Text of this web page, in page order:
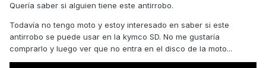
Quería saber si alguien tiene este antirrobo.
Todavía no tengo moto y estoy interesado en saber si este
antirrobo se puede usar en la kymco SD. No me gustaría
comprarlo y luego ver que no entra en el disco de la moto...